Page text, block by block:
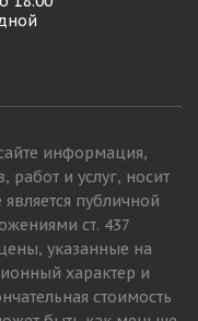
информация,
работ и услуг, носит
публичной
ст. 437
указанные на
характер и
стоимость